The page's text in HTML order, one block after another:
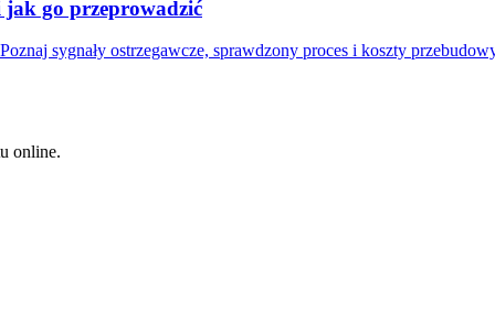
go przeprowadzić
sygnały ostrzegawcze, sprawdzony proces i koszty
online.